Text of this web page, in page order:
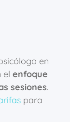
en
el enfoque
sesiones.
para